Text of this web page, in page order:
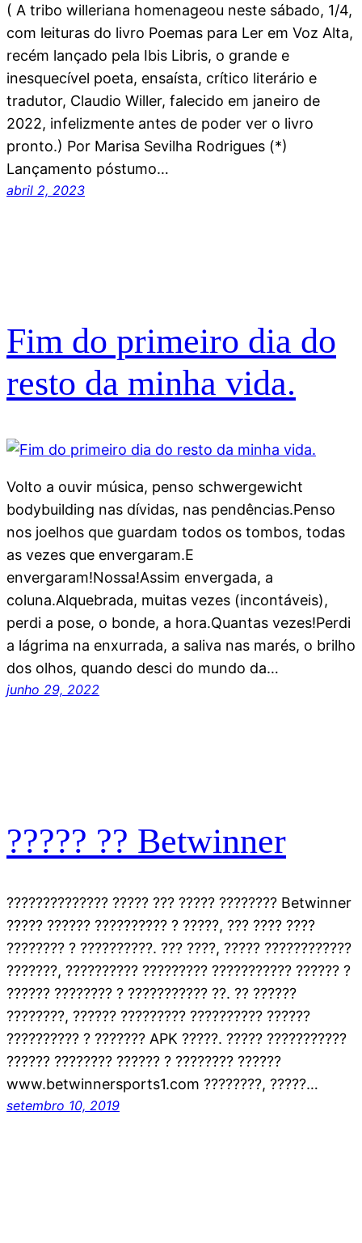
( A tribo willeriana homenageou neste sábado, 1/4,
com leituras do livro Poemas para Ler em Voz Alta,
recém lançado pela Ibis Libris, o grande e
inesquecível poeta, ensaísta, crítico literário e
tradutor, Claudio Willer, falecido em janeiro de
2022, infelizmente antes de poder ver o livro
pronto.) Por Marisa Sevilha Rodrigues (*)
Lançamento póstumo…
abril 2, 2023
Fim do primeiro dia do
resto da minha vida.
Volto a ouvir música, penso schwergewicht
bodybuilding nas dívidas, nas pendências.Penso
nos joelhos que guardam todos os tombos, todas
as vezes que envergaram.E
envergaram!Nossa!Assim envergada, a
coluna.Alquebrada, muitas vezes (incontáveis),
perdi a pose, o bonde, a hora.Quantas vezes!Perdi
a lágrima na enxurrada, a saliva nas marés, o brilho
dos olhos, quando desci do mundo da…
junho 29, 2022
????? ?? Betwinner
?????????????? ????? ??? ????? ???????? Betwinner
????? ?????? ?????????? ? ?????, ??? ???? ????
???????? ? ??????????. ??? ????, ????? ????????????
???????, ?????????? ????????? ??????????? ?????? ?
?????? ???????? ? ??????????? ??. ?? ??????
????????, ?????? ????????? ?????????? ??????
?????????? ? ??????? APK ?????. ????? ???????????
?????? ???????? ?????? ? ???????? ??????
www.betwinnersports1.com ????????, ?????…
setembro 10, 2019